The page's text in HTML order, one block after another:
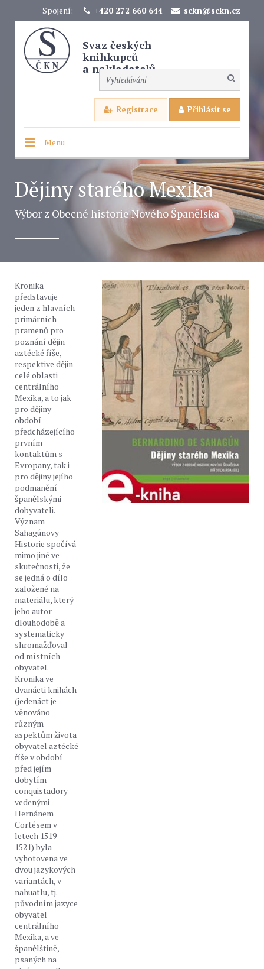
Spojení: +420 272 660 644 sckn@sckn.cz
Svaz českých
knihkupců
a nakladatelů
Registrace Přihlásit se
Menu
Dějiny starého Mexika
Výbor z Obecné historie Nového Španělska
Kronika
představuje
jeden z hlavních
primárních
pramenů pro
poznání dějin
aztécké říše,
respektive dějin
celé oblasti
centrálního
Mexika, a to jak
pro dějiny
období
předcházejícího
prvním
kontaktům s
Evropany, tak i
pro dějiny jejího
podmanění
španělskými
dobyvateli.
Význam
Sahagúnovy
Historie spočívá
mimo jiné ve
skutečnosti, že
se jedná o dílo
založené na
materiálu, který
jeho autor
dlouhodobě a
systematicky
shromažďoval
od místních
obyvatel.
Kronika ve
dvanácti knihách
(jedenáct je
věnováno
různým
aspektům života
obyvatel aztécké
říše v období
před jejím
dobytím
conquistadory
vedenými
Hernánem
Cortésem v
letech 1519–
1521) byla
vyhotovena ve
dvou jazykových
variantách, v
nahuatlu, tj.
původním jazyce
obyvatel
centrálního
Mexika, a ve
španělštině,
psaných na